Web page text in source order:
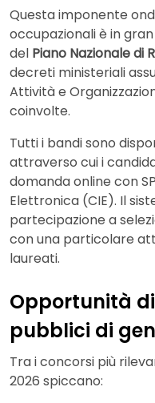
Questa imponente
occupazionali è in
del Piano Nazionale di
decreti ministeriali
Attività e
coinvolte.
Tutti i bandi sono
attraverso cui i
domanda online con
Elettronica (CIE). Il
partecipazione a
con una particolare
laureati.
Opportunità
pubblici di
Tra i concorsi più
2026 spiccano: